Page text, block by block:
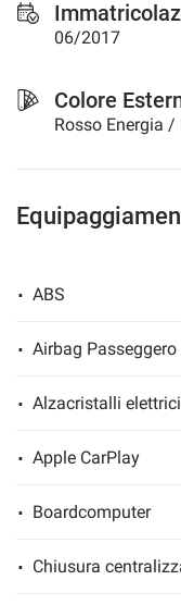
06/2017
Colore
ABS
Airbag Passeggero
Alzacristalli elettrici
Apple CarPlay
Boardcomputer
Chiusura
questi
strumenti
tracciamento
si
rimanda
cookie
Puoi
le
scelte
momento.